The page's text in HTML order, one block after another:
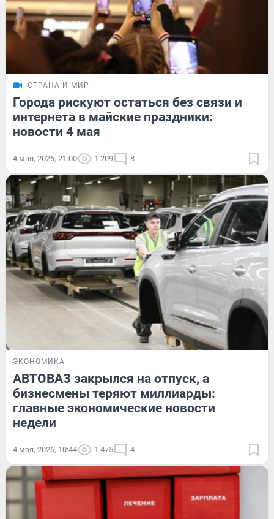
СТРАНА И МИР
Города рискуют остаться без связи и
интернета в майские праздники:
новости 4 мая
4 мая, 2026, 21:00 1 209 8
ЭКОНОМИКА
АВТОВАЗ закрылся на отпуск, а
бизнесмены теряют миллиарды:
главные экономические новости
недели
4 мая, 2026, 10:44 1 475 4